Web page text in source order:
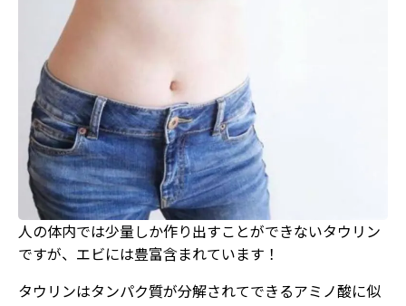
人の体内では少量しか作り出すことができないタウリン
ですが、エビには豊富含まれています！
タウリンはタンパク質が分解されてできるアミノ酸に似